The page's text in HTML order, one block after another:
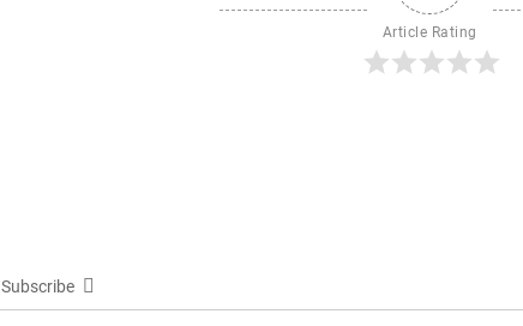
Article Rating
Subscribe